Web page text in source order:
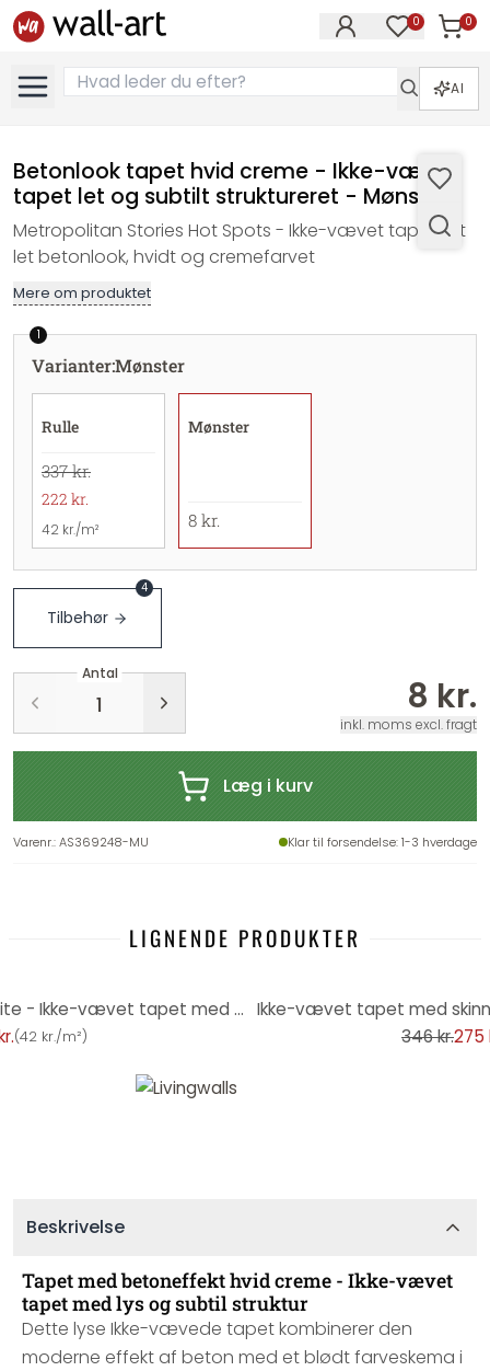
0 0
Varer
AI
Betonlook tapet hvid creme - Ikke-vævet
tapet let og subtilt struktureret - Mønster
Metropolitan Stories Hot Spots - Ikke-vævet tapet i et
let betonlook, hvidt og cremefarvet
Mere om produktet
1
Varianter:Mønster
Rulle
337 kr.
222 kr.
42 kr./m²
Mønster
8 kr.
Tilbehør
4
Antal
8 kr.
inkl. moms excl. fragt
Læg i kurv
Varenr.:AS369248-MU Klar til forsendelse: 1-3 hverdage
LIGNENDE PRODUKTER
Tapet i betonlook Rosé Offwhite - Ikke-vævet tapet med lys og blød struktur
(42 kr./m²)
Ikke-vævet tapet med
346 kr.275
Beskrivelse
Tapet med betoneffekt hvid creme - Ikke-vævet
tapet med lys og subtil struktur
Dette lyse Ikke-vævede tapet kombinerer den
moderne effekt af beton med et blødt farveskema i